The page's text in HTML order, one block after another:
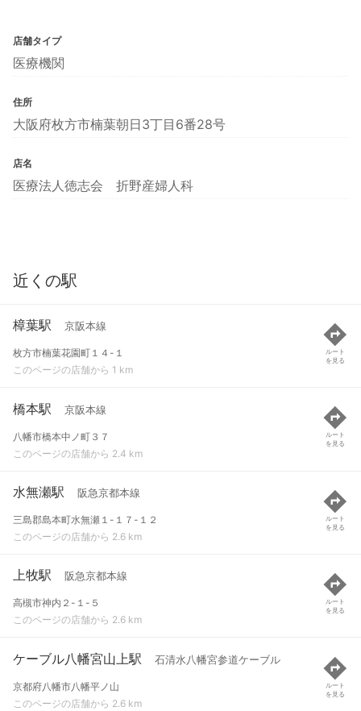
店舗タイプ
医療機関
住所
大阪府枚方市楠葉朝日3丁目6番28号
店名
医療法人徳志会 折野産婦人科
近くの駅
樟葉駅 京阪本線
枚方市楠葉花園町１４-１
このページの店舗から 1 km
ルート
を見る
橋本駅 京阪本線
八幡市橋本中ノ町３７
このページの店舗から 2.4 km
ルート
を見る
水無瀬駅 阪急京都本線
三島郡島本町水無瀬１-１７-１２
このページの店舗から 2.6 km
ルート
を見る
上牧駅 阪急京都本線
高槻市神内２-１-５
このページの店舗から 2.6 km
ルート
を見る
ケーブル八幡宮山上駅 石清水八幡宮参道ケーブル
京都府八幡市八幡平ノ山
このページの店舗から 2.6 km
ルート
を見る